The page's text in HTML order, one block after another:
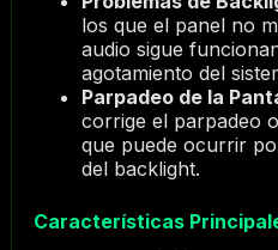
los que el panel no
audio sigue
agotamiento del
Parpadeo de la
corrige el parpadeo
que puede ocurrir
del backlight.
Características